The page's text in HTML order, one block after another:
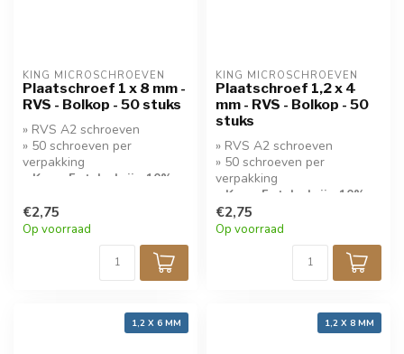
KING MICROSCHROEVEN
Plaatschroef 1 x 8 mm -
RVS - Bolkop - 50 stuks
» RVS A2 schroeven
» 50 schroeven per
verpakking
» Koop 5 stuks krijg 10%
€2,75
Op voorraad
KING MICROSCHROEVEN
Plaatschroef 1,2 x 4
mm - RVS - Bolkop - 50
stuks
» RVS A2 schroeven
» 50 schroeven per
verpakking
» Koop 5 stuks krijg 10%
korting!
€2,75
Op voorraad
1,2 X 6 MM 1,2 X 8 MM